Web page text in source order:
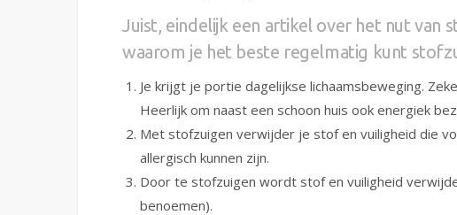
Juist, eindelijk een artikel over het nut van
waarom je het beste regelmatig kunt
Je krijgt je portie dagelijkse lichaamsbeweging.
Heerlijk om naast een schoon huis ook energiek
Met stofzuigen verwijder je stof en vuiligheid die
allergisch kunnen zijn.
Door te stofzuigen wordt stof en vuiligheid
benoemen).